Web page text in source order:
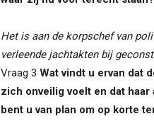
Het is aan de korpschef van
verleende jachtakten bij
Vraag 3 Wat vindt u ervan dat
zich onveilig voelt en dat
bent u van plan om op korte